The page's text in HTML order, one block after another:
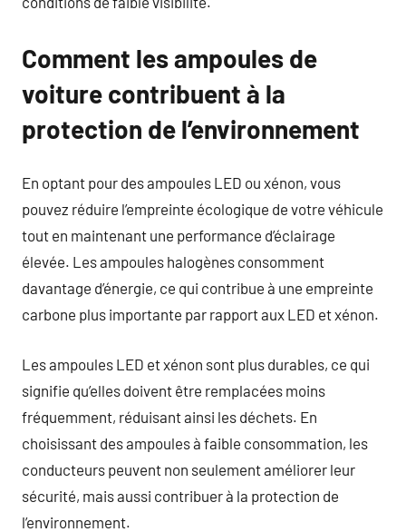
Comment les ampoules de
voiture contribuent à la
protection de l’environnement
En optant pour des ampoules LED ou xénon, vous
pouvez réduire l’empreinte écologique de votre véhicule
tout en maintenant une performance d’éclairage
élevée. Les ampoules halogènes consomment
davantage d’énergie, ce qui contribue à une empreinte
carbone plus importante par rapport aux LED et xénon.
Les ampoules LED et xénon sont plus durables, ce qui
signifie qu’elles doivent être remplacées moins
fréquemment, réduisant ainsi les déchets. En
choisissant des ampoules à faible consommation, les
conducteurs peuvent non seulement améliorer leur
sécurité, mais aussi contribuer à la protection de
l’environnement.